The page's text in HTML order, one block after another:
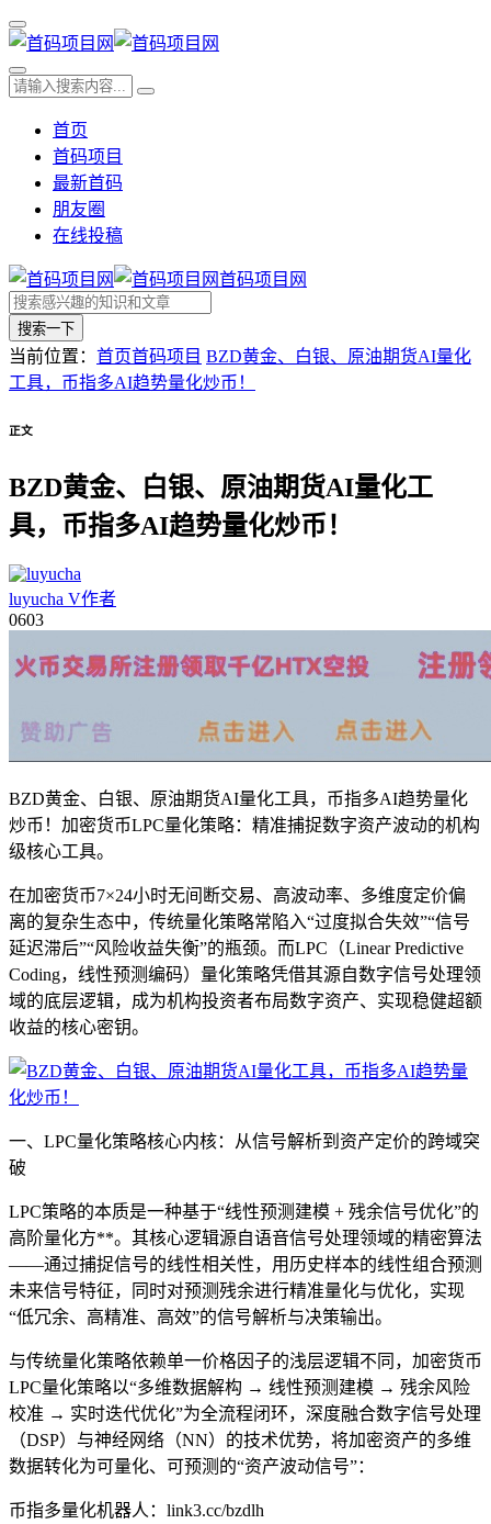
首页
首码项目
最新首码
朋友圈
在线投稿
首码项目网
搜索一下
当前位置： 首页首码项目 BZD黄金、白银、原油期货AI量化
工具，币指多AI趋势量化炒币！
正文
BZD黄金、白银、原油期货AI量化工
具，币指多AI趋势量化炒币！
luyucha V作者
0603
BZD黄金、白银、原油期货AI量化工具，币指多AI趋势量化
炒币！加密货币LPC量化策略：精准捕捉数字资产波动的机构
级核心工具。
在加密货币7×24小时无间断交易、高波动率、多维度定价偏
离的复杂生态中，传统量化策略常陷入“过度拟合失效”“信号
延迟滞后”“风险收益失衡”的瓶颈。而LPC（Linear Predictive
Coding，线性预测编码）量化策略凭借其源自数字信号处理领
域的底层逻辑，成为机构投资者布局数字资产、实现稳健超额
收益的核心密钥。
一、LPC量化策略核心内核：从信号解析到资产定价的跨域突
破
LPC策略的本质是一种基于“线性预测建模 + 残余信号优化”的
高阶量化方**。其核心逻辑源自语音信号处理领域的精密算法
——通过捕捉信号的线性相关性，用历史样本的线性组合预测
未来信号特征，同时对预测残余进行精准量化与优化，实现
“低冗余、高精准、高效”的信号解析与决策输出。
与传统量化策略依赖单一价格因子的浅层逻辑不同，加密货币
LPC量化策略以“多维数据解构 → 线性预测建模 → 残余风险
校准 → 实时迭代优化”为全流程闭环，深度融合数字信号处理
（DSP）与神经网络（NN）的技术优势，将加密资产的多维
数据转化为可量化、可预测的“资产波动信号”：
币指多量化机器人：link3.cc/bzdlh